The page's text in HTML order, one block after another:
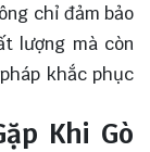
chỉ đảm bảo
lượng mà còn
khắc phục
Khi Gò